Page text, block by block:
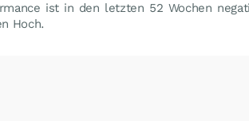
ist in den letzten 52 Wochen
Hoch.